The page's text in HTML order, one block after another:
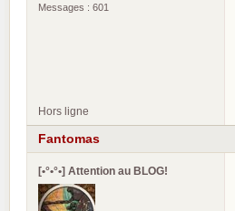
Messages : 601
Hors ligne
Fantomas
[•°•°•] Attention au BLOG!